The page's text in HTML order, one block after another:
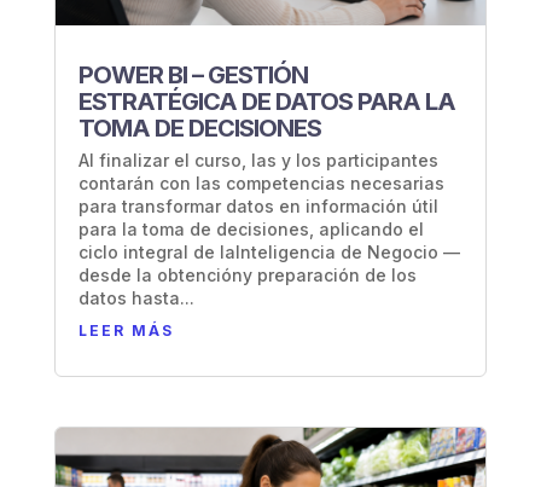
POWER BI – GESTIÓN
ESTRATÉGICA DE DATOS PARA LA
TOMA DE DECISIONES
Al finalizar el curso, las y los participantes
contarán con las competencias necesarias
para transformar datos en información útil
para la toma de decisiones, aplicando el
ciclo integral de laInteligencia de Negocio —
desde la obtencióny preparación de los
datos hasta...
LEER MÁS